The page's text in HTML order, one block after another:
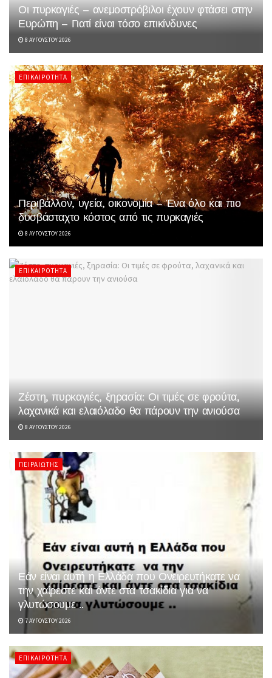
Οι πυρκαγιές – ανεμοστρόβιλοι έχουν φτάσει στην
Ευρώπη – Γιατί είναι τόσο επικίνδυνες
8 ΑΥΓΟΎΣΤΟΥ 2026
ΕΠΙΚΑΙΡΌΤΗΤΑ
Περιβάλλον, υγεία, οικονομία – Ένα όλο και πιο
δυσβάσταχτο κόστος από τις πυρκαγιές
8 ΑΥΓΟΎΣΤΟΥ 2026
ΕΠΙΚΑΙΡΌΤΗΤΑ
Ζέστη, πυρκαγιές, ξηρασία: Οι τιμές σε φρούτα,
λαχανικά και ελαιόλαδο θα πάρουν την ανιούσα
8 ΑΥΓΟΎΣΤΟΥ 2026
ΠΕΙΡΑΙΏΤΗΣ
Εάν είναι αυτή η Ελλάδα που Ονειρευτήκατε να
την χαίρεστε και άντε στα τσακίδια για να
γλυτώσουμε ..
7 ΑΥΓΟΎΣΤΟΥ 2026
ΕΠΙΚΑΙΡΌΤΗΤΑ